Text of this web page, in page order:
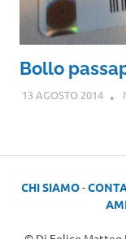
Bollo
13 AGOSTO 2014
CHI SIAMO-